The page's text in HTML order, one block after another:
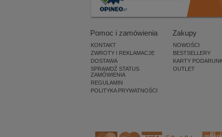
Pomoc i zamówienia
KONTAKT
ZWROTY I REKLAMACJE
DOSTAWA
SPRAWDŹ STATUS
ZAMÓWIENIA
REGULAMIN
POLITYKA PRYWATNOŚCI
Zakupy
NOWOŚCI
BESTSELLERY
KARTY
OUTLET